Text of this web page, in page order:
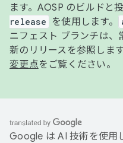
ます。AOSP のビルドと
release
を使用します。
ニフェスト ブランチは、
新のリリースを参照しま
変更点をご覧ください。
Google は AI 技術を使用